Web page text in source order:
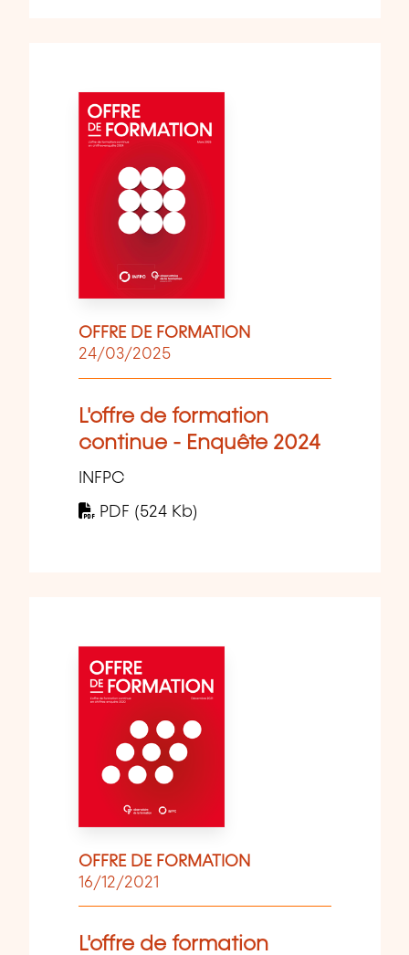
OFFRE DE FORMATION
24/03/2025
L'offre de formation
continue - Enquête 2024
INFPC
PDF (524 Kb)
OFFRE DE FORMATION
16/12/2021
L'offre de formation